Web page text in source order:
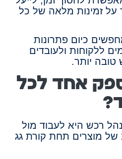
על זמינות מלאה של כל
כיום פתרונות
ללקוחות ולעובדים
טובה יותר.
אחד לכל
רכש היא לעבוד מול
של מוצרים תחת קורת גג